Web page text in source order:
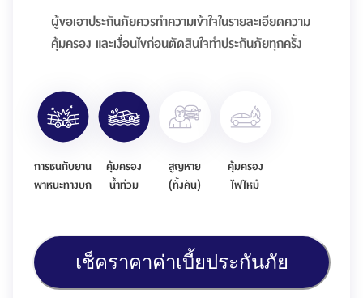
ผู้ขอเอาประกันภัยควรทำความเข้าใจในรายละเอียดความ
คุ้มครอง และเงื่อนไขก่อนตัดสินใจทำประกันภัยทุกครั้ง
การชนกับยาน
พาหนะทางบก
คุ้มครอง
น้ำท่วม
สูญหาย
(ทั้งคัน)
คุ้มครอง
ไฟไหม้
เช็คราคาค่าเบี้ยประกันภัย